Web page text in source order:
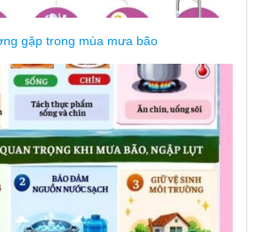
gặp trong mùa mưa bão